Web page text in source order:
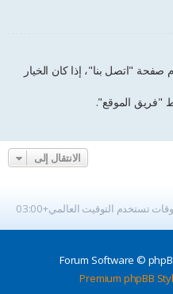
"اتصل بنا"، إذا كان الخيار
"فريق الموقع".
الانتقال إلى
تستخدم التوقيت العالمي+03:00
Premium phpBB